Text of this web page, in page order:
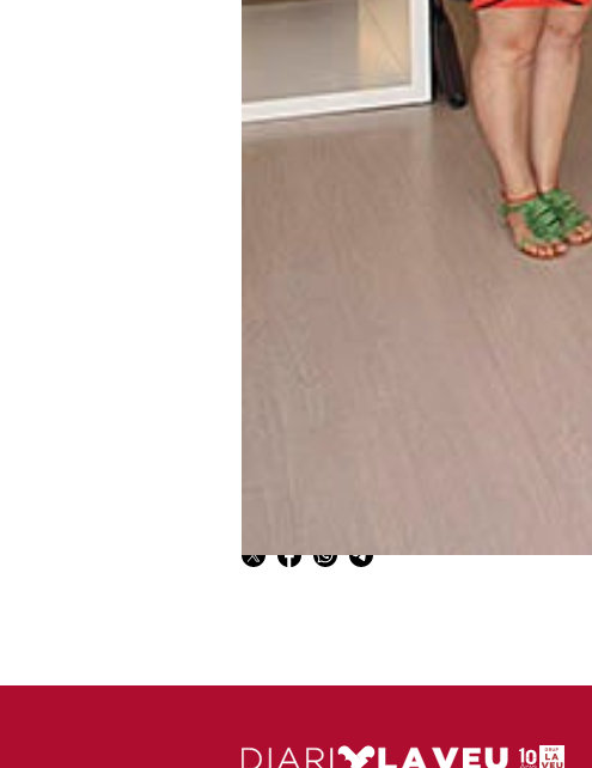
fomentar l’ús de la nostra llengua
Enguany, Lluna Àrias i Emili Altu
cartells i les etiquetes de rebaixes i
al Departament de Promoció
La campanya de rebaixes comença
carrer”, una proposta de
compromís de l’Ajuntament de
que té més de 10 anys de